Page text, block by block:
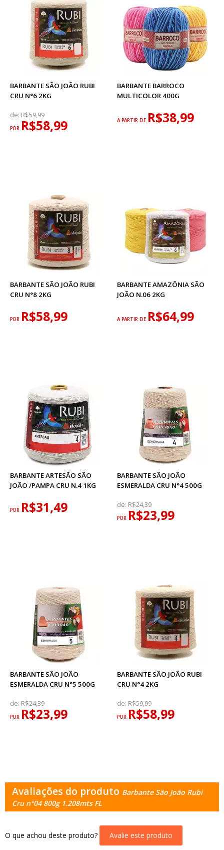
BARBANTE SÃO JOÃO RUBI
CRU N°6 2KG
de: R$59,99
POR R$58,99
BARBANTE BARROCO
MULTICOLOR 400G
A PARTIR DE R$38,99
BARBANTE SÃO JOÃO RUBI
CRU N°8 2KG
POR R$58,99
BARBANTE AMAZÔNIA SÃO
JOÃO N.06 2KG
A PARTIR DE R$64,99
BARBANTE ARTESÃO SÃO
JOÃO /PAMPA CRU N.4 1KG
POR R$31,49
BARBANTE SÃO JOÃO
ESMERALDA CRU N°4 500G
de: R$24,39
POR R$23,99
BARBANTE SÃO JOÃO
ESMERALDA CRU N°5 500G
de: R$24,39
POR R$23,99
BARBANTE SÃO JOÃO RUBI
CRU N°4 2KG
de: R$59,99
POR R$58,99
Avaliações do produto Barbante São João Rubi
Cru n°04 800g 1.208mts FL
O que achou deste produto? Avalie este produto